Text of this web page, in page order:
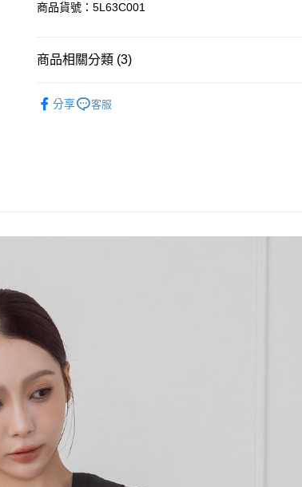
全家取貨付款
付款後全家取貨
每筆NT$80，滿NT$699(含以上)免運費
國家/地區配送
商品貨號：5L63C001
商品相關分類 (3)
分享 客服